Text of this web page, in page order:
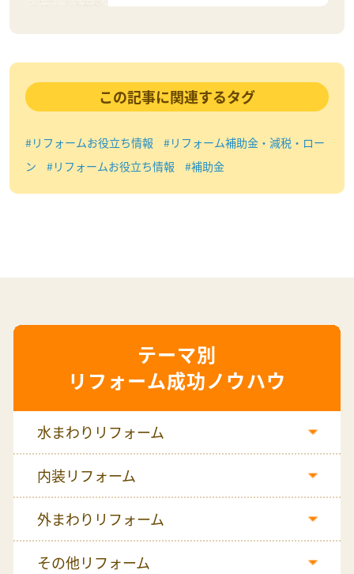
この記事に関連するタグ
#リフォームお役立ち情報
#リフォーム補助金・減税・ロー
ン
#リフォームお役立ち情報 #補助金
リフォーム成功ノウハウ
水まわりリフォーム
内装リフォーム
外まわりリフォーム
その他リフォーム